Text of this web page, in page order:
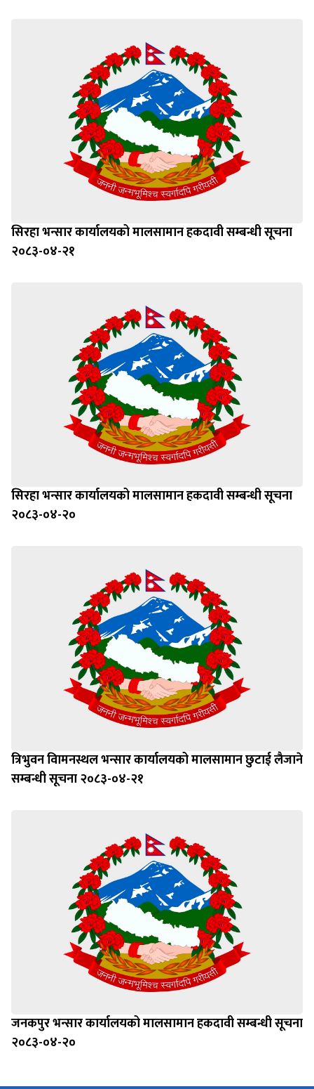
सिरहा भन्सार कार्यालयको मालसामान हकदावी सम्बन्धी सूचना
२०८३-०४-२१
सिरहा भन्सार कार्यालयको मालसामान हकदावी सम्बन्धी सूचना
२०८३-०४-२०
त्रिभुवन विामनस्थल भन्सार कार्यालयको मालसामान छुटाई लैजाने
सम्बन्धी सूचना २०८३-०४-२१
जनकपुर भन्सार कार्यालयको मालसामान हकदावी सम्बन्धी सूचना
२०८३-०४-२०